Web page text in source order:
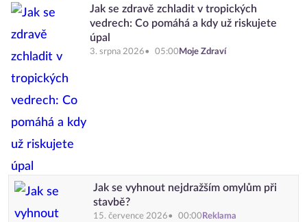
Jak se zdravě zchladit v tropických
vedrech: Co pomáhá a kdy už riskujete
úpal
3. srpna 2026 05:00 Moje Zdraví
Jak se vyhnout nejdražším omylům při
stavbě?
15. července 2026 00:00 Reklama